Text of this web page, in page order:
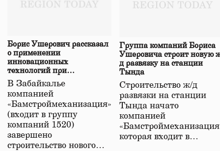
Борис Ушерович рассказал
о применении
инновационных
технологий при
строительстве нового моста
в Забайкалье
В Забайкалье
компанией
«Бамстроймеханизация»
(входит в группу
компаний 1520)
завершено
строительство нового…
Группа компаний Бориса
Ушеровича строит новую
д развязку на станции
Тында
Строительство ж/д
развязки на станции
Тында начато
компанией
которая входит в…